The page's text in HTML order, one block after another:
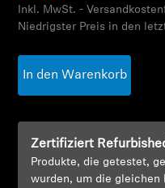
Entdecken
Über uns
Innovationen
Soundspace
Inkl. MwSt. -
Niedrigster Preis in den
In den Warenkorb
Zertifiziert
Produkte, die getestet,
wurden, um die gleichen